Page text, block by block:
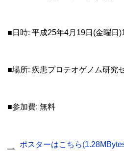
■日時: 平成25年4月19日(金曜日
■場所: 疾患プロテオゲノム研究
■参加費: 無料
ポスターはこちら